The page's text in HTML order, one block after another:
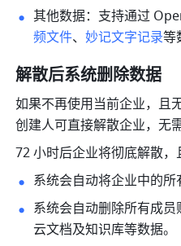
其他数据：支持通过
频文件、妙记文字记录等
解散后系统删除数据
如果不再使用当前企业，且
创建人可直接解散企业，无
72 小时后企业将彻底解散，
系统会自动将企业中的所
系统会自动删除所有成员
云文档及知识库等数据。